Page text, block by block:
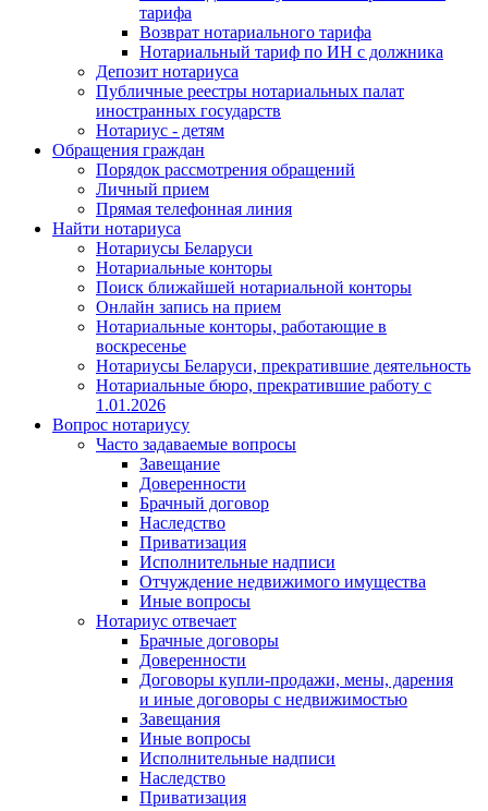
тарифа
Возврат нотариального тарифа
Нотариальный тариф по ИН с должника
Депозит нотариуса
Публичные реестры нотариальных палат
иностранных государств
Нотариус - детям
Обращения граждан
Порядок рассмотрения обращений
Личный прием
Прямая телефонная линия
Найти нотариуса
Нотариусы Беларуси
Нотариальные конторы
Поиск ближайшей нотариальной конторы
Онлайн запись на прием
Нотариальные конторы, работающие в
воскресенье
Нотариусы Беларуси, прекратившие деятельность
Нотариальные бюро, прекратившие работу с
1.01.2026
Вопрос нотариусу
Часто задаваемые вопросы
Завещание
Доверенности
Брачный договор
Наследство
Приватизация
Исполнительные надписи
Отчуждение недвижимого имущества
Иные вопросы
Нотариус отвечает
Брачные договоры
Доверенности
Договоры купли-продажи, мены, дарения
и иные договоры с недвижимостью
Завещания
Иные вопросы
Исполнительные надписи
Наследство
Приватизация